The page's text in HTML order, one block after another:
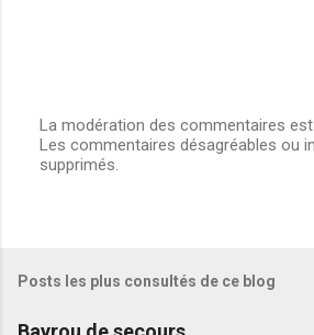
E
n
t
e
La modération des commentaires
Les commentaires désagréables ou
supprimés.
Posts les plus consultés de ce blog